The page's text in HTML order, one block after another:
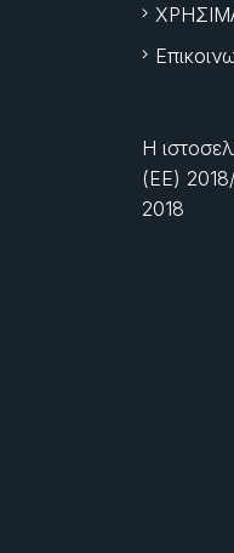
Η
(ΕΕ)
2018